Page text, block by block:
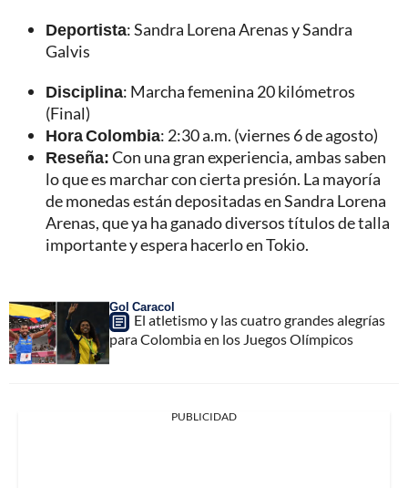
Deportista: Sandra Lorena Arenas y Sandra
Galvis
Disciplina: Marcha femenina 20 kilómetros
(Final)
Hora Colombia: 2:30 a.m. (viernes 6 de agosto)
Reseña:Con una gran experiencia, ambas saben
lo que es marchar con cierta presión. La mayoría
de monedas están depositadas en Sandra Lorena
Arenas, que ya ha ganado diversos títulos de talla
importante y espera hacerlo en Tokio.
Gol Caracol
El atletismo y las cuatro grandes alegrías
para Colombia en los Juegos Olímpicos
PUBLICIDAD